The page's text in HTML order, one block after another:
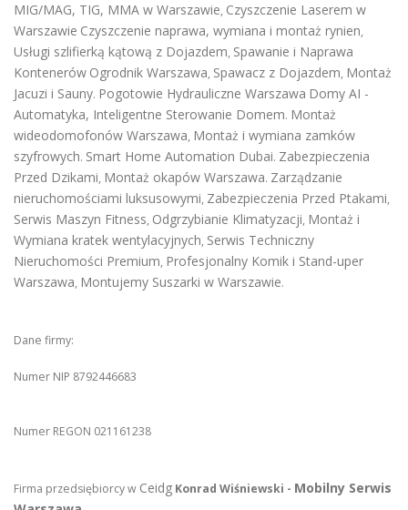
MIG/MAG, TIG, MMA w Warszawie, Czyszczenie Laserem w
Warszawie Czyszczenie naprawa, wymiana i montaż rynien,
Usługi szlifierką kątową z Dojazdem, Spawanie i Naprawa
Kontenerów Ogrodnik Warszawa, Spawacz z Dojazdem, Montaż
Jacuzi i Sauny. Pogotowie Hydrauliczne Warszawa Domy AI -
Automatyka, Inteligentne Sterowanie Domem. Montaż
wideodomofonów Warszawa, Montaż i wymiana zamków
szyfrowych. Smart Home Automation Dubai. Zabezpieczenia
Przed Dzikami, Montaż okapów Warszawa. Zarządzanie
nieruchomościami luksusowymi, Zabezpieczenia Przed Ptakami,
Serwis Maszyn Fitness, Odgrzybianie Klimatyzacji, Montaż i
Wymiana kratek wentylacyjnych, Serwis Techniczny
Nieruchomości Premium, Profesjonalny Komik i Stand-uper
Warszawa, Montujemy Suszarki w Warszawie.
Dane firmy:
Numer NIP 8792446683
Numer REGON 021161238
Firma przedsiębiorcy w Ceidg Konrad Wiśniewski - Mobilny Serwis